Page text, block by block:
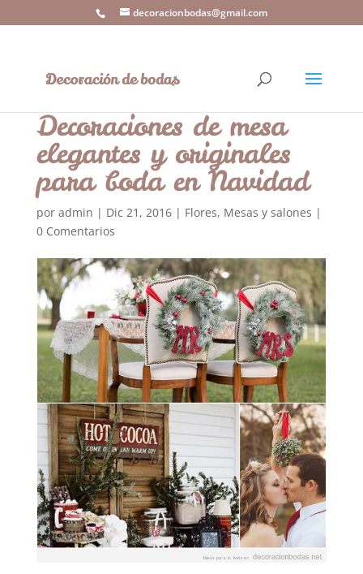
decoracionbodas@gmail.com
Decoraciones de mesa
elegantes y originales
para boda en Navidad
por admin | Dic 21, 2016| Flores, Mesas y salones |
0 Comentarios